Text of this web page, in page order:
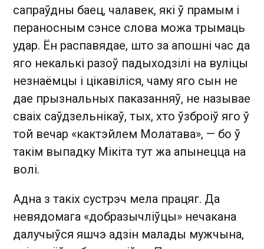
сапраўдны баец, чалавек, які ў прамым і
пераносным сэнсе слова можа трымаць
удар. Ён распавядае, што за апошні час да
яго некалькі разоў падыходзілі на вуліцы
незнаёмцы і цікавіліся, чаму яго сын не
дае прызнальных паказанняў, не называе
сваіх саўдзельнікаў, тых, хто ўзброіў яго ў
той вечар «кактэйлем Молатава», — бо ў
такім выпадку Мікіта тут жа апынецца на
волі.
Адна з такіх сустрэч мела працяг. Да
невядомага «добразычліўцы» нечакана
далучыўся яшчэ адзін малады мужчына,